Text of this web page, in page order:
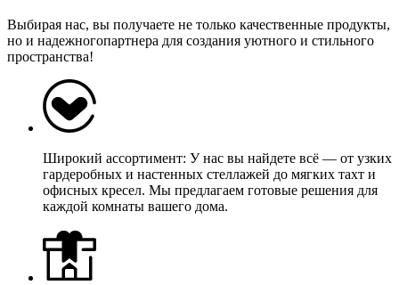
Выбирая нас, вы получаете не только качественные продукты,
но и надежногопартнера для создания уютного и стильного
пространства!
Широкий ассортимент: У нас вы найдете всё — от узких
гардеробных и настенных стеллажей до мягких тахт и
офисных кресел. Мы предлагаем готовые решения для
каждой комнаты вашего дома.